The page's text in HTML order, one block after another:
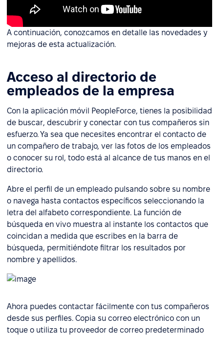
A continuación, conozcamos en detalle las novedades y
mejoras de esta actualización.
Acceso al directorio de
empleados de la empresa
Con la aplicación móvil PeopleForce, tienes la posibilidad
de buscar, descubrir y conectar con tus compañeros sin
esfuerzo. Ya sea que necesites encontrar el contacto de
un compañero de trabajo, ver las fotos de los empleados
o conocer su rol, todo está al alcance de tus manos en el
directorio.
Abre el perfil de un empleado pulsando sobre su nombre
o navega hasta contactos específicos seleccionando la
letra del alfabeto correspondiente. La función de
búsqueda en vivo muestra al instante los contactos que
coincidan a medida que escribes en la barra de
búsqueda, permitiéndote filtrar los resultados por
nombre y apellidos.
Ahora puedes contactar fácilmente con tus compañeros
desde sus perfiles. Copia su correo electrónico con un
toque o utiliza tu proveedor de correo predeterminado